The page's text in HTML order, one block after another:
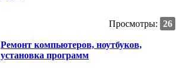
Просмотры: 26
Ремонт компьютеров, ноутбуков,
установка программ